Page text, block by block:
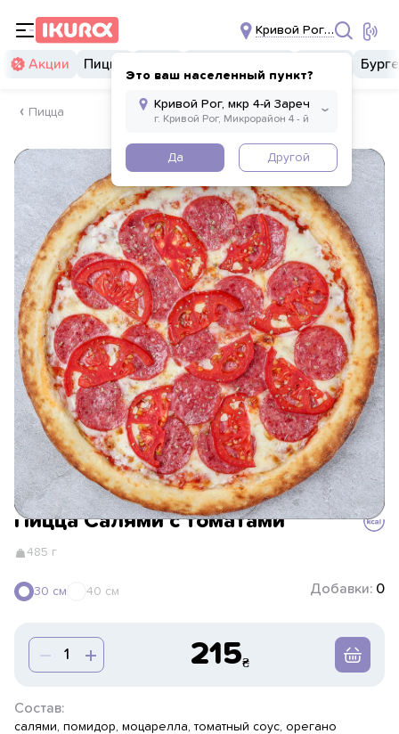
Кривой Рог, мкр 4-й
Это ваш населенный пункт?
Да Другой
Акции Пицца
Пицца
Пицца Салями с томатами
485 г
30 см 40 см Добавки: 0
215
Состав:
салями, помидор, моцарелла, томатный соус, орегано